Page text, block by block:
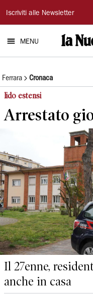
La
Nuova
Ferrara
Iscriviti alle Newsletter
MENU
Ferrara Cronaca
lido estensi
Arrestato
Il 27enne,
anche in casa